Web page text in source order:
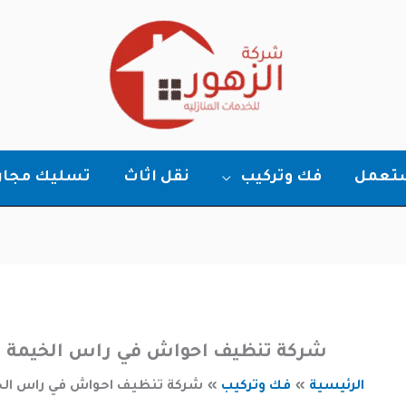
فك وتركيب نقل اثاث تسليك
شركة تنظيف احواش في راس الخيمة
الرئيسية فك وتركيب شركة تنظيف احواش في راس